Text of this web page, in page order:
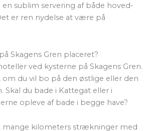
sublim servering af både hoved-
er ren nydelse at være på
Skagens Gren placeret?
ved kysterne på Skagens Gren.
du vil bo på den østlige eller den
Skal du bade i Kattegat eller i
opleve af bade i begge have?
mange kilometers strækninger med